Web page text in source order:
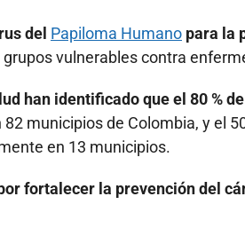
del Papiloma Humano para la
vulnerables contra
han identificado que el 80 %
municipios de Colombia, y el
en 13 municipios.
fortalecer la prevención del